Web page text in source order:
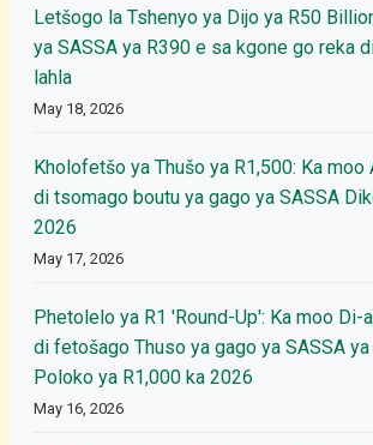
Letšogo la Tshenyo ya Dijo ya R50
ya SASSA ya R390 e sa kgone go reka
lahla
May 18, 2026
Kholofetšo ya Thušo ya R1,500: Ka moo
di tsomago boutu ya gago ya SASSA
2026
May 17, 2026
Phetolelo ya R1 'Round-Up': Ka moo Di-
di fetošago Thuso ya gago ya SASSA
Poloko ya R1,000 ka 2026
May 16, 2026